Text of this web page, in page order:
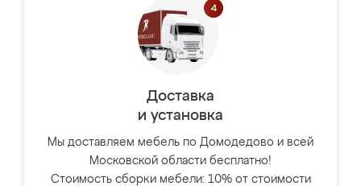
Доставка
и установка
Мы доставляем мебель по Домодедово и всей
Московской области бесплатно!
Стоимость сборки мебели: 10% от стоимости